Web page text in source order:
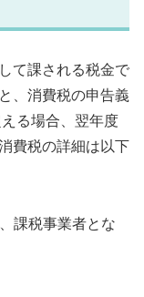
て課される税金で
、消費税の申告義
る場合、翌年度
費税の詳細は以下
課税事業者とな